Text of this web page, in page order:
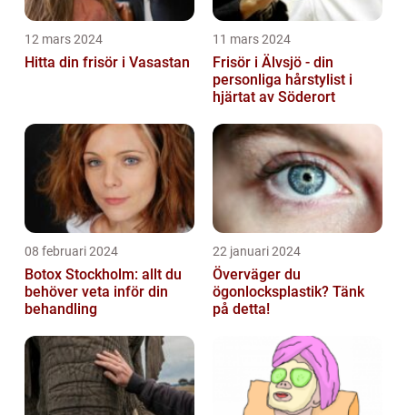
12 mars 2024
Hitta din frisör i Vasastan
11 mars 2024
Frisör i Älvsjö - din
personliga hårstylist i
hjärtat av Söderort
08 februari 2024
Botox Stockholm: allt du
behöver veta inför din
behandling
22 januari 2024
Överväger du
ögonlocksplastik? Tänk
på detta!